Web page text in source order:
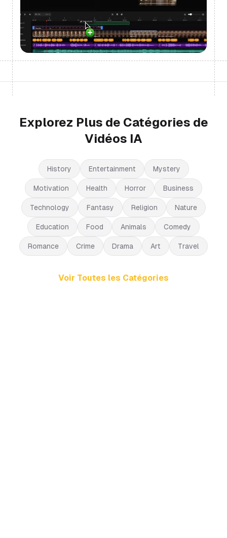
Explorez Plus de Catégories de
Vidéos IA
History Entertainment Mystery
Motivation Health Horror Business
Technology Fantasy Religion Nature
Education Food Animals Comedy
Romance Crime Drama Art Travel
Voir Toutes les Catégories